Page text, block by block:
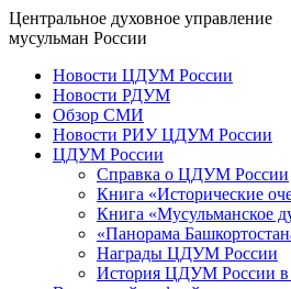
Центральное духовное управление
мусульман России
Новости ЦДУМ России
Новости РДУМ
Обзор СМИ
Новости РИУ ЦДУМ России
ЦДУМ России
Справка о ЦДУМ России
Книга «Исторические
Книга «Мусульманское
«Панорама
Награды ЦДУМ России
История ЦДУМ России в